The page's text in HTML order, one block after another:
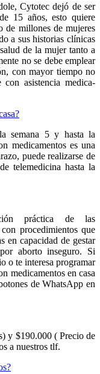
Cytotec dejó de ser
15 años, esto quiere
de millones de mujeres
a sus historias clínicas
de la mujer tanto a
no se debe emplear
con mayor tiempo no
asistencia medica-
semana 5 y hasta la
medicamentos es una
puede realizarse de
telemedicina hasta la
práctica de las
procedimientos que
en capacidad de gestar
aborto inseguro. Si
o te interesa programar
medicamentos en casa
de WhatsApp en
y $190.000 ( Precio de
a nuestros tlf.